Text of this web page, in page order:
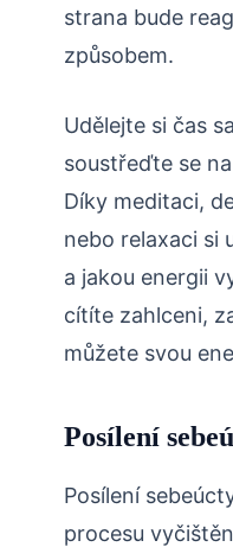
strana bude
způsobem.
Udělejte si čas
soustřeďte se
Díky meditaci,
nebo relaxaci si
a jakou energii
cítíte zahlceni,
můžete svou
Posílení
Posílení
procesu